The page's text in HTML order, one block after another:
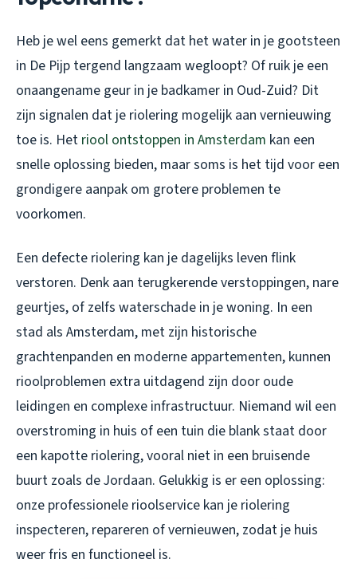
Heb je wel eens gemerkt dat het water in je gootsteen
in De Pijp tergend langzaam wegloopt? Of ruik je een
onaangename geur in je badkamer in Oud-Zuid? Dit
zijn signalen dat je riolering mogelijk aan vernieuwing
toe is. Het riool ontstoppen in Amsterdam kan een
snelle oplossing bieden, maar soms is het tijd voor een
grondigere aanpak om grotere problemen te
voorkomen.
Een defecte riolering kan je dagelijks leven flink
verstoren. Denk aan terugkerende verstoppingen, nare
geurtjes, of zelfs waterschade in je woning. In een
stad als Amsterdam, met zijn historische
grachtenpanden en moderne appartementen, kunnen
rioolproblemen extra uitdagend zijn door oude
leidingen en complexe infrastructuur. Niemand wil een
overstroming in huis of een tuin die blank staat door
een kapotte riolering, vooral niet in een bruisende
buurt zoals de Jordaan. Gelukkig is er een oplossing:
onze professionele rioolservice kan je riolering
inspecteren, repareren of vernieuwen, zodat je huis
weer fris en functioneel is.